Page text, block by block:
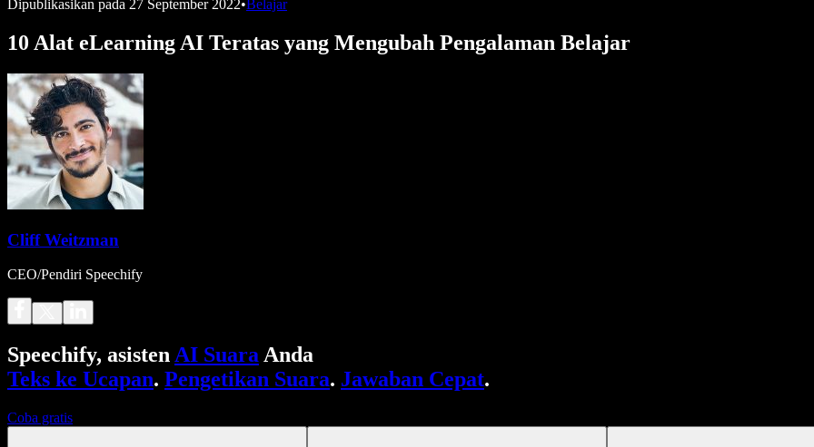
Dipublikasikan pada 27 September 2022• Belajar
10 Alat eLearning AI Teratas yang Mengubah Pengalaman Belajar
Cliff Weitzman
CEO/Pendiri Speechify
Speechify, asisten AI Suara Anda
Teks ke Ucapan. Pengetikan Suara. Jawaban Cepat.
Coba gratis